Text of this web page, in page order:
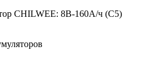
CHILWEE: 8В-160А/ч (С5)